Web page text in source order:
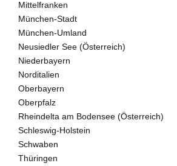
Mittelfranken
München-Stadt
München-Umland
Neusiedler See (Österreich)
Niederbayern
Norditalien
Oberbayern
Oberpfalz
Rheindelta am Bodensee (Österreich)
Schleswig-Holstein
Schwaben
Thüringen